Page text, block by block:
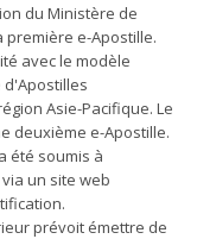
du Ministère de
première e-Apostille.
avec le modèle
Asie-Pacifique. Le
deuxième e-Apostille.
été soumis à
un site web
prévoit émettre de